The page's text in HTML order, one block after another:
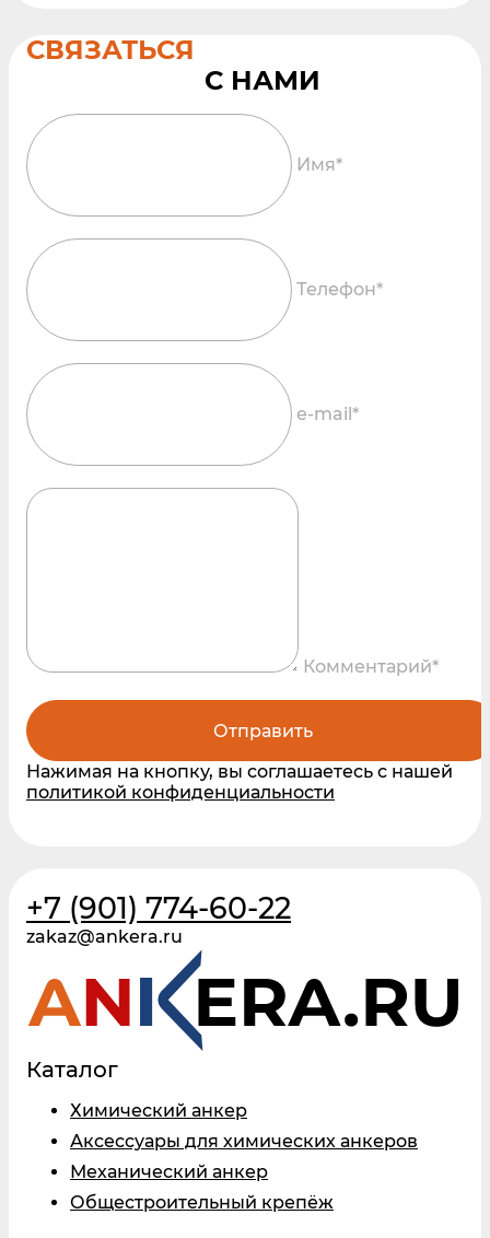
СВЯЗАТЬСЯ
Имя*
Телефон*
e-mail*
Комментарий*
Отправить
Нажимая на кнопку, вы соглашаетесь с нашей
политикой конфиденциальности
+7 (901) 774-60-22
zakaz@ankera.ru
Каталог
Химический анкер
Аксессуары для химических анкеров
Механический анкер
Общестроительный крепёж